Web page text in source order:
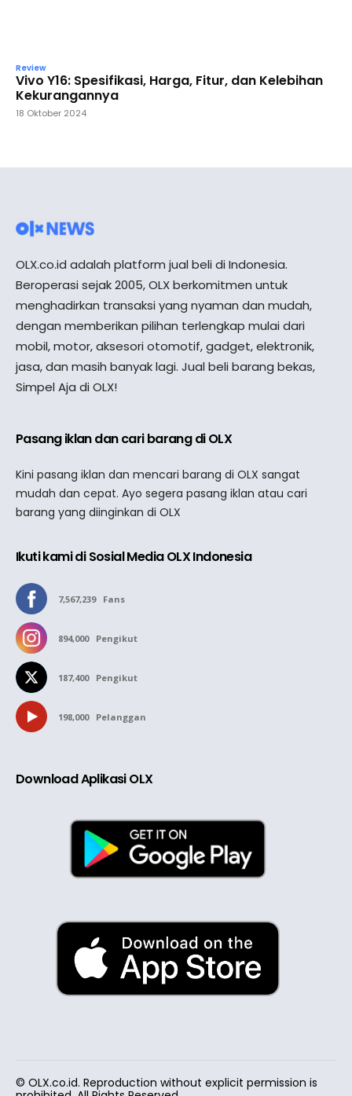
Review
Vivo Y16: Spesifikasi, Harga, Fitur, dan Kelebihan
Kekurangannya
18 Oktober 2024
OLX.co.id adalah platform jual beli di Indonesia.
Beroperasi sejak 2005, OLX berkomitmen untuk
menghadirkan transaksi yang nyaman dan mudah,
dengan memberikan pilihan terlengkap mulai dari
mobil, motor, aksesori otomotif, gadget, elektronik,
jasa, dan masih banyak lagi. Jual beli barang bekas,
Simpel Aja di OLX!
Pasang iklan dan cari barang di OLX
Kini pasang iklan dan mencari barang di OLX sangat
mudah dan cepat. Ayo segera pasang iklan atau cari
barang yang diinginkan di OLX
Ikuti kami di Sosial Media OLX Indonesia
7,567,239 Fans
894,000 Pengikut
187,400 Pengikut
198,000 Pelanggan
Download Aplikasi OLX
© OLX.co.id. Reproduction without explicit permission is